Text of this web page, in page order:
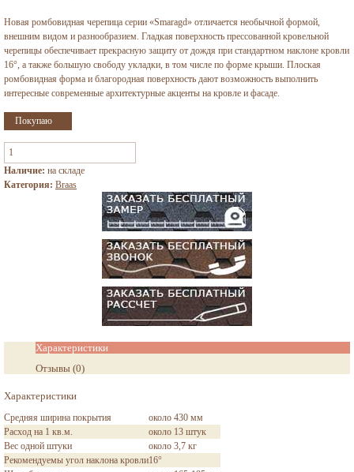
Новая ромбовидная черепица серии «Smaragd» отличается необычной формой,
внешним видом и разнообразием. Гладкая поверхность прессованной кровельной
черепицы обеспечивает прекрасную защиту от дождя при стандартном наклоне кровли
16°, а также большую свободу укладки, в том числе по форме крыши. Плоская
ромбовидная форма и благородная поверхность дают возможность выполнить
интересные современные архитектурные акценты на кровле и фасаде.
Наличие: на складе
Категория: Braas
Характеристики
Отзывы (0)
Характеристики
Средняя ширина покрытия
около 430 мм
Расход на 1 кв.м.
около 13 штук
Вес одной штуки
около 3,7 кг
Рекомендуемы угол наклона кровли16°